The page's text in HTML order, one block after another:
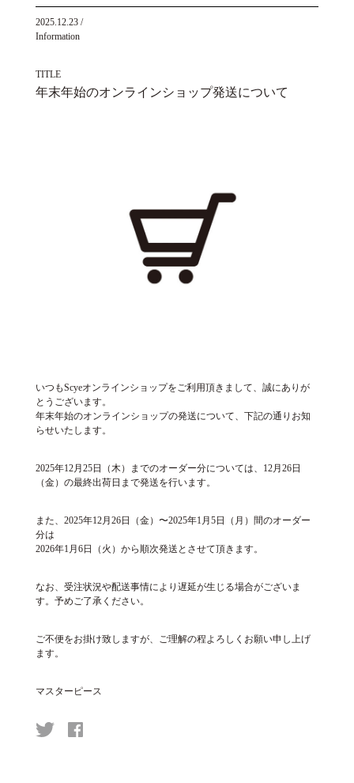
2025.12.23/
Information
TITLE
年末年始のオンラインショップ発送について
いつもScyeオンラインショップをご利用頂きまして、誠にありが
とうございます。
年末年始のオンラインショップの発送について、下記の通りお知
らせいたします。
2025年12月25日（木）までのオーダー分については、12月26日
（金）の最終出荷日まで発送を行います。
また、2025年12月26日（金）〜2025年1月5日（月）間のオーダー
分は
2026年1月6日（火）から順次発送とさせて頂きます。
なお、受注状況や配送事情により遅延が生じる場合がございま
す。予めご了承ください。
ご不便をお掛け致しますが、ご理解の程よろしくお願い申し上げ
ます。
マスターピース